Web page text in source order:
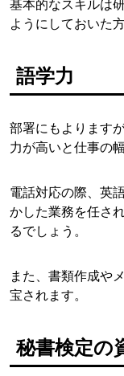
基本的なスキルは
ようにしておいた
語学力
部署にもよります
力が高いと仕事の
電話対応の際、英
かした業務を任さ
るでしょう。
また、書類作成や
宝されます。
秘書検定の